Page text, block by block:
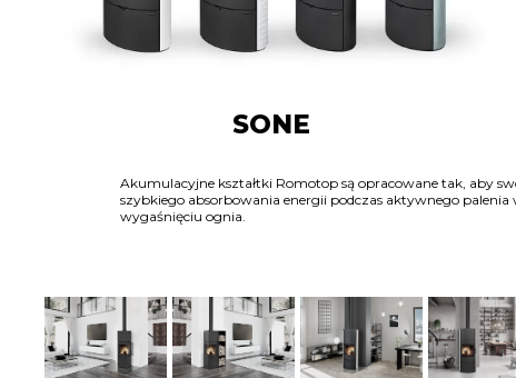
SONE
Akumulacyjne kształtki Romotop są opracowane tak, aby
szybkiego absorbowania energii podczas aktywnego
wygaśnięciu ognia.